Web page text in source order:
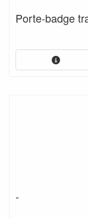
Porte-badge
-